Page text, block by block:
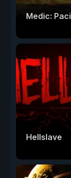
Medic:
Hellslave